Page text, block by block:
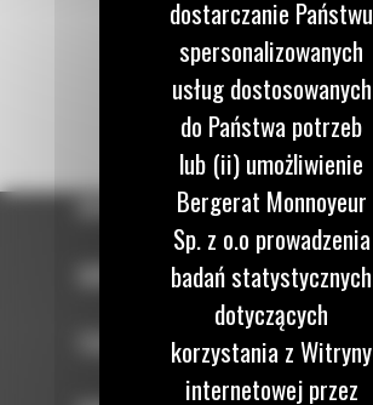
OFERTA
TECHNOLOGIE
dostarczanie Państwu
spersonalizowanych
usług dostosowanych
do Państwa potrzeb
lub (ii) umożliwienie
Bergerat Monnoyeur
Sp. z o.o prowadzenia
badań statystycznych
dotyczących
korzystania z Witryny
internetowej przez